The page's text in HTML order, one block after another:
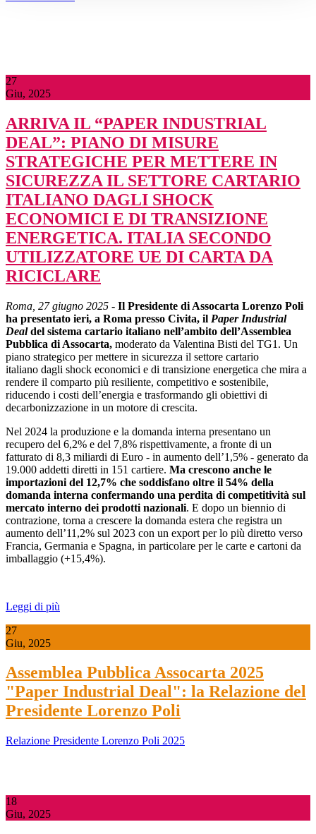
27
Giu, 2025
ARRIVA IL “PAPER INDUSTRIAL
DEAL”: PIANO DI MISURE
STRATEGICHE PER METTERE IN
SICUREZZA IL SETTORE CARTARIO
ITALIANO DAGLI SHOCK
ECONOMICI E DI TRANSIZIONE
ENERGETICA. ITALIA SECONDO
UTILIZZATORE UE DI CARTA DA
RICICLARE
Roma, 27 giugno 2025 - Il Presidente di Assocarta Lorenzo Poli
ha presentato ieri, a Roma presso Civita, il Paper Industrial
Dealdel sistema cartario italiano nell’ambito dell’Assemblea
Pubblica di Assocarta, moderato da Valentina Bisti del TG1. Un
piano strategico per mettere in sicurezza il settore cartario
italiano dagli shock economici e di transizione energetica che mira a
rendere il comparto più resiliente, competitivo e sostenibile,
riducendo i costi dell’energia e trasformando gli obiettivi di
decarbonizzazione in un motore di crescita.
Nel 2024 la produzione e la domanda interna presentano un
recupero del 6,2% e del 7,8% rispettivamente, a fronte di un
fatturato di 8,3 miliardi di Euro - in aumento dell’1,5% - generato da
19.000 addetti diretti in 151 cartiere. Ma crescono anche le
importazioni del 12,7% che soddisfano oltre il 54% della
domanda interna confermando una perdita di competitività sul
mercato interno dei prodotti nazionali. E dopo un biennio di
contrazione, torna a crescere la domanda estera che registra un
aumento dell’11,2% sul 2023 con un export per lo più diretto verso
Francia, Germania e Spagna, in particolare per le carte e cartoni da
imballaggio (+15,4%).
Leggi di più
27
Giu, 2025
Assemblea Pubblica Assocarta 2025
"Paper Industrial Deal": la Relazione del
Presidente Lorenzo Poli
Relazione Presidente Lorenzo Poli 2025
18
Giu, 2025